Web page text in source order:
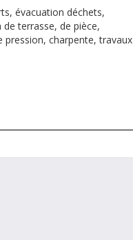
évacuation déchets,
terrasse, de pièce,
charpente, travaux